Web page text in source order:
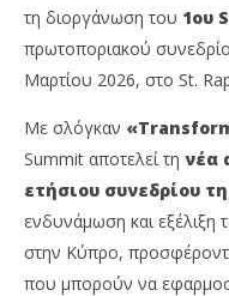
Η SoEasy Insurance
ομιλητές στην
Summit
τη διοργάνωση του 1ου
πρωτοποριακού
Μαρτίου 2026, στο St.
Με σλόγκαν
Summit αποτελεί τη νέα
ετήσιου συνεδρίου
ενδυνάμωση και εξέλιξη
στην Κύπρο,
που μπορούν να